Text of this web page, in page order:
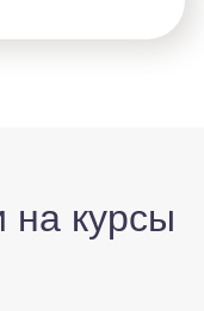
на курсы